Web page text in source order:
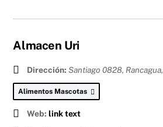
Almacen Uri
Dirección: Santiago 0828, Rancagua,
Alimentos Mascotas
Web: link text